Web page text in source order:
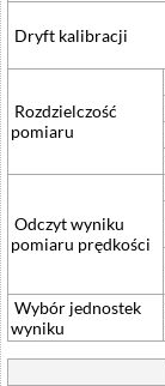
Dryft kalibracji
Rozdzielczość
pomiaru
Odczyt wyniku
pomiaru prędkości
Wybór jednostek
wyniku